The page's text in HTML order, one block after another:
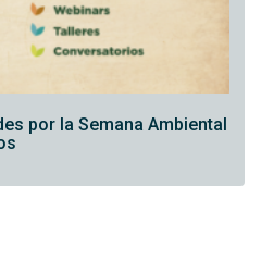
por la Semana Ambiental